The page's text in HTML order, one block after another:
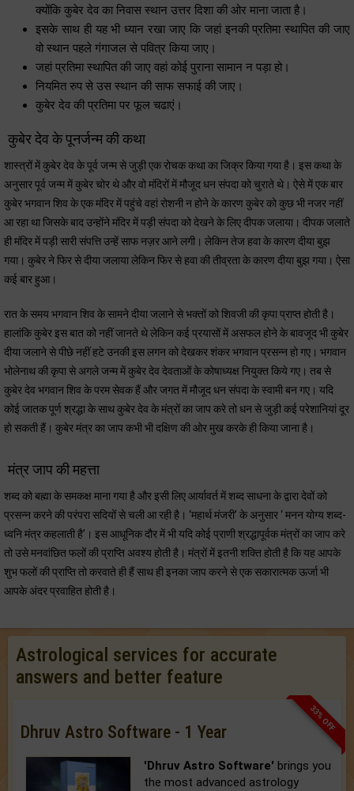
क्योंकि कुबेर देव का निवास स्थान उत्तर दिशा की ओर माना जाता है।
इसके साथ ही यह भी ध्यान रखा जाए कि जहां इनकी प्रतिमा स्थापित की जाए
वो स्थान पहले गंगाजल से पवित्र किया जाए।
जहां प्रतिमा स्थापित की जाए वहां कोई पुराना सामान न पड़ा हो।
नियमित रुप से उस स्थान की साफ सफाई की जाए।
कुबेर देव की प्रतिमा पर फूल चढाएं।
कुबेर देव के पूनर्जन्म की कथा
शास्त्रों में कुबेर देव के पूर्व जन्म से जुड़ी एक रोचक कथा का जिक्र किया गया है। इस कथा के
अनुसार पूर्व जन्म में कुबेर चोर थे और वो मंदिरों में मौजूद धन संपदा को चुराते थे। ऐसे में एक बार
कुबेर भगवान शिव के एक मंदिर में पहुंचे वहां रोशनी न होने के कारण कुबेर को कुछ भी नजर नहीं
आ रहा था जिसके बाद उन्होंने मंदिर में पड़ी संपदा को देखने के लिए दीपक जलाया। दीपक जलाते
ही मंदिर में पड़ी सारी संपत्ति उन्हें साफ नज़र आने लगी। लेकिन तेज हवा के कारण दीया बुझ
गया। कुबेर ने फिर से दीया जलाया लेकिन फिर से हवा की तीव्रता के कारण दीया बुझ गया। ऐसा
कई बार हुआ।
रात के समय भगवान शिव के सामने दीया जलाने से भक्तों को शिवजी की कृपा प्राप्त होती है।
हालांकि कुबेर इस बात को नहीं जानते थे लेकिन कई प्रयासों में असफल होने के बावजूद भी कुबेर
दीया जलाने से पीछे नहीं हटे उनकी इस लगन को देखकर शंकर भगवान प्रसन्न हो गए। भगवान
भोलेनाथ की कृपा से अगले जन्म में कुबेर देव देवताओं के कोषाध्यक्ष नियुक्त किये गए। तब से
कुबेर देव भगवान शिव के परम सेवक हैं और जगत में मौजूद धन संपदा के स्वामी बन गए। यदि
कोई जातक पूर्ण श्रद्धा के साथ कुबेर देव के मंत्रों का जाप करे तो धन से जुड़ी कई परेशानियां दूर
हो सकती हैं। कुबेर मंत्र का जाप कभी भी दक्षिण की ओर मुख करके ही किया जाना है।
मंत्र जाप की महत्ता
शब्द को बह्मा के समकक्ष माना गया है और इसी लिए आर्यावर्त में शब्द साधना के द्वारा देवों को
प्रसन्न करने की परंपरा सदियों से चली आ रही है। ‘महार्थ मंजरी’ के अनुसार ‘ मनन योग्य शब्द-
ध्वनि मंत्र कहलाती है’। इस आधूनिक दौर में भी यदि कोई प्राणी श्रद्धापूर्वक मंत्रों का जाप करे
तो उसे मनवांछित फलों की प्राप्ति अवश्य होती है। मंत्रों में इतनी शक्ति होती है कि यह आपके
शुभ फलों की प्राप्ति तो करवाते ही हैं साथ ही इनका जाप करने से एक सकारात्मक ऊर्जा भी
आपके अंदर प्रवाहित होती है।
Astrological services for accurate
answers and better feature
33% OFF
Dhruv Astro Software - 1 Year
'Dhruv Astro Software' brings you
the most advanced astrology